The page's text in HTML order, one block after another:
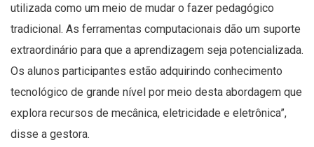
utilizada como um meio de mudar o fazer pedagógico
tradicional. As ferramentas computacionais dão um suporte
extraordinário para que a aprendizagem seja potencializada.
Os alunos participantes estão adquirindo conhecimento
tecnológico de grande nível por meio desta abordagem que
explora recursos de mecânica, eletricidade e eletrônica”,
disse a gestora.